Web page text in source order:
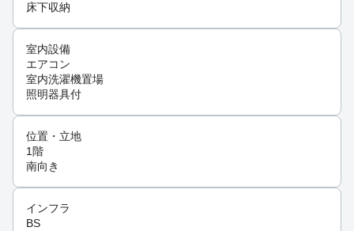
床下収納
室内設備
エアコン
室内洗濯機置場
照明器具付
位置・立地
1階
南向き
インフラ
BS